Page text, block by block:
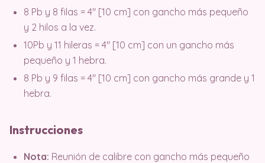
8 Pb y 8 filas = 4″ [10 cm] con gancho más pequeño
y 2 hilos a la vez.
10Pb y 11 hileras = 4″ [10 cm] con un gancho más
pequeño y 1 hebra.
8 Pb y 9 filas = 4″ [10 cm] con gancho más grande y 1
hebra.
Instrucciones
Nota: Reunión de calibre con gancho más pequeño